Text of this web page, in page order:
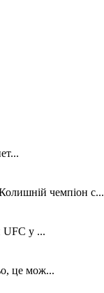
чемпіон с...
UFC у ...
це мож...